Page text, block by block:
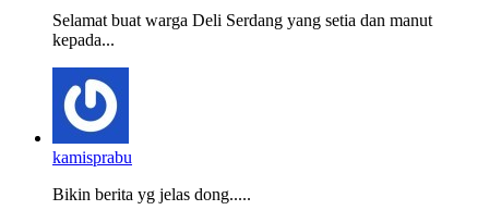
Selamat buat warga Deli Serdang yang setia dan manut
kepada...
kamisprabu
Bikin berita yg jelas dong.....